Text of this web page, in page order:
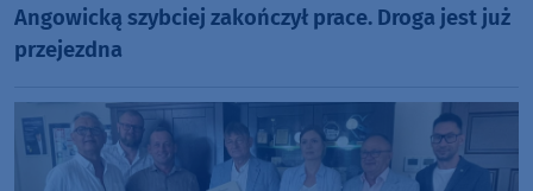
Angowicką szybciej zakończył prace. Droga jest już
przejezdna